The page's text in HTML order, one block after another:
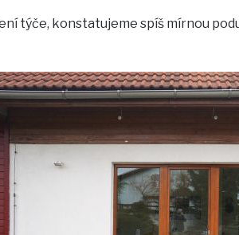
týče, konstatujeme spíš mírnou